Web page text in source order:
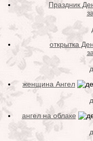
Праздник
открытка
женщина Ангел
ангел на облаке